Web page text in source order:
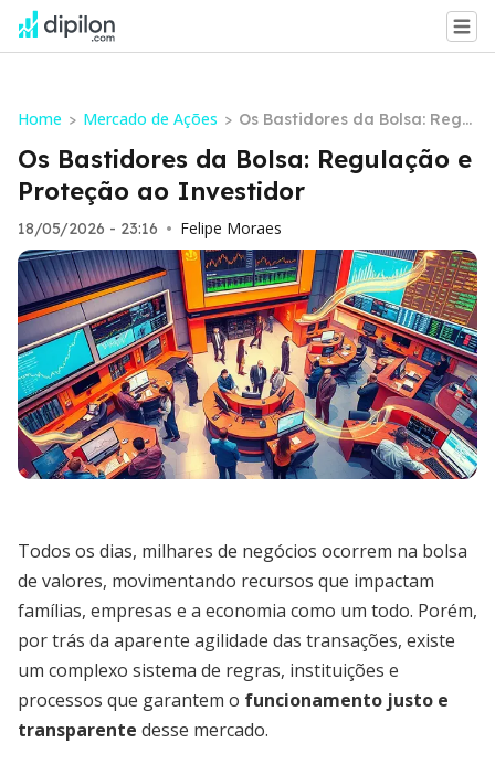
Home > Mercado de Ações > Os Bastidores da Bolsa: Regul
ação e Proteção ao Investido
r
Os Bastidores da Bolsa: Regulação e
Proteção ao Investidor
18/05/2026 - 23:16 • Felipe Moraes
Todos os dias, milhares de negócios ocorrem na bolsa
de valores, movimentando recursos que impactam
famílias, empresas e a economia como um todo. Porém,
por trás da aparente agilidade das transações, existe
um complexo sistema de regras, instituições e
processos que garantem o funcionamento justo e
transparente desse mercado.